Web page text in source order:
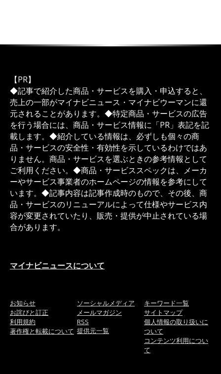
【PR】
◆記事で紹介した商品・サービスを購入・申込すると、
売上の一部がマイナビニュース・マイナビウーマンに還
元されることがあります。◆特定商品・サービスの広告
を行う場合には、商品・サービス情報に「PR」表記を記
載します。◆紹介している情報は、必ずしも個々の商
品・サービスの安全性・有効性を示しているわけではあ
りません。商品・サービスを選ぶときの参考情報として
ご利用ください。◆商品・サービススペックは、メーカ
ーやサービス事業者のホームページの情報を参考にして
います。◆記事内容は記事作成時のもので、その後、商
品・サービスのリニューアルによって仕様やサービス内
容が変更されていたり、販売・提供が中止されている場
合があります。
マイナビニュースについて
お知らせ
お詫びと訂正
利用規約
著作権と転載について
ソーシャルメディア
メールマガジン
RSS
提供元一覧
キーワード一覧
サイトマップ
個人情報の取り扱いに
ついて
コンテンツ利用につい
て